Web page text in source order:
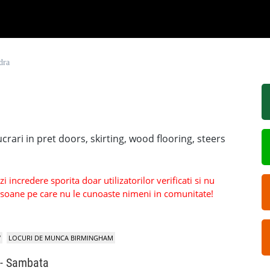
in pret doors, skirting, wood flooring, steers
incredere sporita doar utilizatorilor verificati si nu
pe care nu le cunoaste nimeni in comunitate!
LOCURI DE MUNCA BIRMINGHAM
Sambata